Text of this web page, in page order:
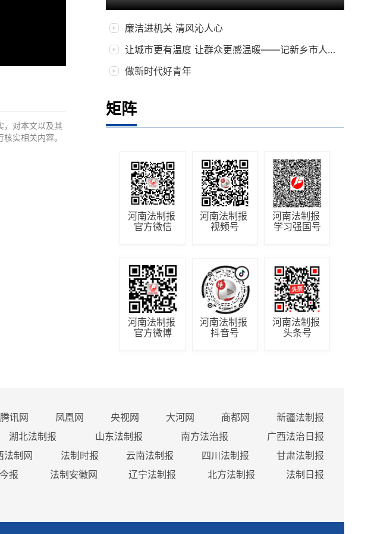
，对本文以及其
实相关内容。
廉洁进机关 清风沁人心
让城市更有温度 让群众更感温暖——记新乡市人大代表朱岚岚
做新时代好青年
矩阵
河南法制报
官方微信
河南法制报
视频号
河南法制报
学习强国号
河南法制报
官方微博
河南法制报
抖音号
河南法制报
头条号
腾讯网 凤凰网 央视网 大河网 商都网
新疆法制报
湖北法制报 山东法制报 南方法治报
广西法治日报
法制网 法制时报 云南法制报 四川法制报
甘肃法制报
报 法制安徽网 辽宁法制报 北方法制报
法制日报